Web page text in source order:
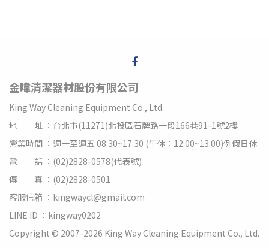
金暐清潔器材股份有限公司
King Way Cleaning Equipment Co., Ltd.
地 址 ：台北市(11271)北投區石牌路一段166巷91-1號2樓
營業時間 ：週一至週五 08:30~17:30 (午休：12:00~13:00)例假日休
電 話 ：(02)2828-0578(代表號)
傳 真 ：(02)2828-0501
客服信箱 ：kingwaycl@gmail.com
LINE ID ：kingway0202
Copyright © 2007-2026 King Way Cleaning Equipment Co., Ltd.